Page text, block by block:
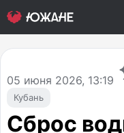
Кубань
05 июня 2026, 13:19
Сброс